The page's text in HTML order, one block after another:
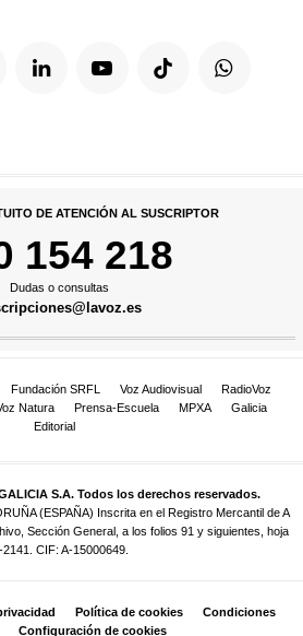
DE ATENCIÓN AL SUSCRIPTOR
154 218
Dudas o consultas
Fundación SRFL Voz Audiovisual
RadioVoz
Natura Prensa-Escuela MPXA
Galicia
Editorial
S.A. Todos los derechos reservados.
(ESPAÑA) Inscrita en el Registro Mercantil de A
Sección General, a los folios 91 y siguientes, hoja
2141. CIF: A-15000649.
Política de cookies
Condiciones
Configuración de cookies